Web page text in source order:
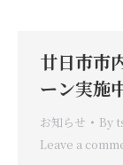
廿日市市
ーン実施
お知らせ By
Leave a